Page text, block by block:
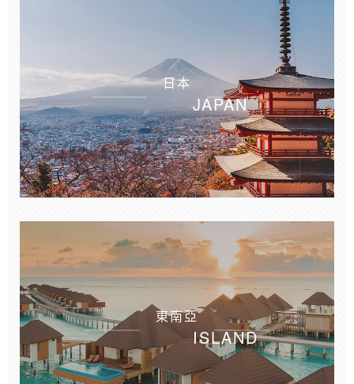
JAPAN
日本
ISLAND
東南亞